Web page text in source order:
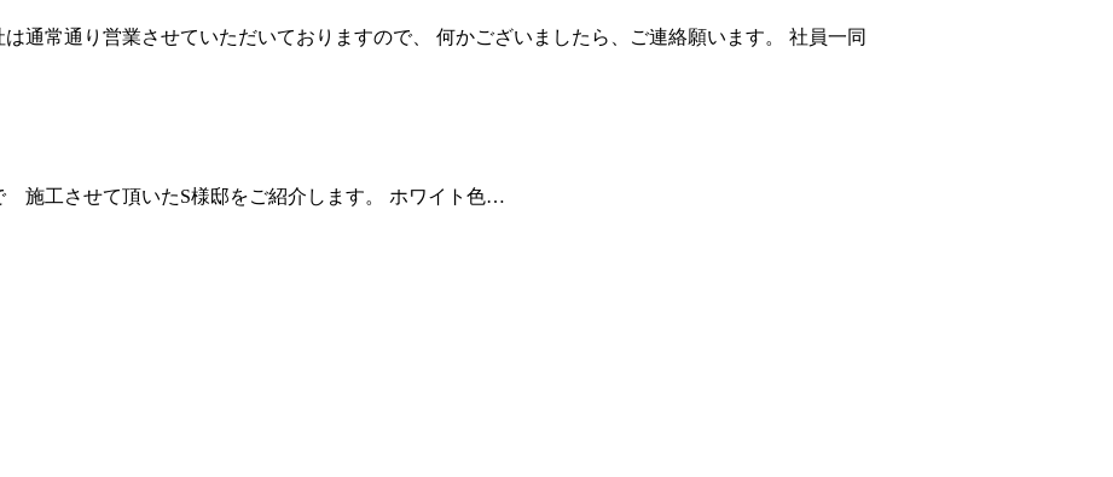
通常通り営業させていただいておりますので、 何かございましたら、ご連絡願います。 社員一同
工させて頂いたS様邸をご紹介します。 ホワイト色…